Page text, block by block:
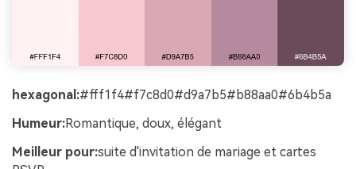
hexagonal:#fff1f4#f7c8d0#d9a7b5#b88aa0#6b4b5a
Humeur:Romantique, doux, élégant
Meilleur pour:suite d'invitation de mariage et cartes